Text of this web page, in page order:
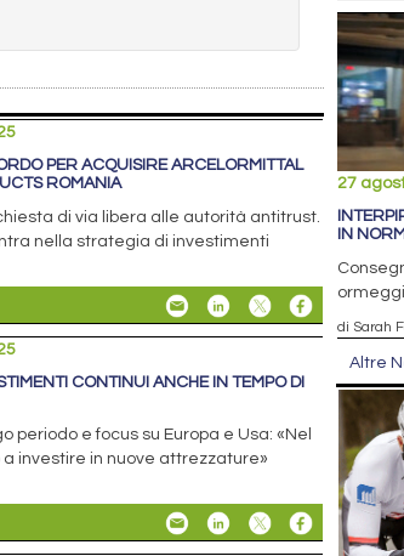
PER ACQUISIRE ARCELORMITTAL
ROMANIA
di via libera alle autorità antitrust.
nella strategia di investimenti
CONTINUI ANCHE IN TEMPO DI
periodo e focus su Europa e Usa: «Nel
investire in nuove attrezzature»
27
IN
di Sarah
Altre